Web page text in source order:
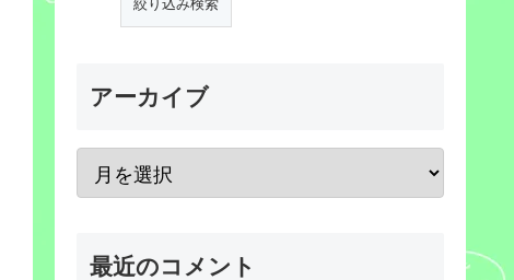
アーカイブ
最近のコメント